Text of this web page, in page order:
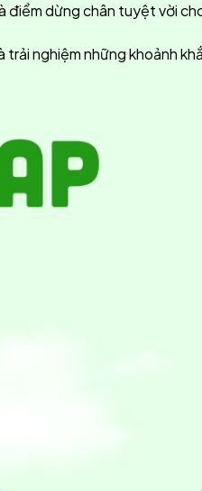
điểm dừng chân tuyệt vời
trải nghiệm những khoảnh